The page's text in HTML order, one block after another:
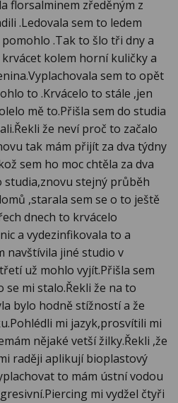
florsalminem zředěným z
.Ledovala sem to ledem
.Tak to šlo tři dny a
kolem horní kuličky a
sem to opět
to .Krvácelo to stále ,jen
mě to.Přišla sem do studia
že neví proč to začalo
tak mám přijít za dva týdny
sem ho moc chtěla za dva
studia,znovu stejný průběh
,starala sem se o to ještě
dnech to krvácelo
a vydezinfikovala to a
navštívila jiné studio v
už mohlo vyjít.Přišla sem
se mi stalo.Řekli že na to
bylo hodně stížností a že
mi jazyk,prosvítili mi
nějaké vetší žilky.Řekli ,že
raději aplikují bioplastový
to mám ústní vodou
mi vydžel čtyři